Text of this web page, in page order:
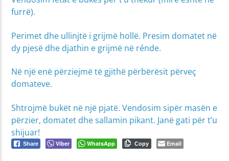
furrë).
Perimet dhe ullinjtë i grijmë hollë. Presim domatet në
dy pjesë dhe djathin e grijmë në rénde.
Në një enë përziejmë të gjithë përbërësit përveç
domateve.
Shtrojmë bukët në një pjatë. Vendosim sipër masën e
përzier, domatet dhe sallamin pikant. Janë gati për t’u
shijuar!
Share Viber WhatsApp Copy Email